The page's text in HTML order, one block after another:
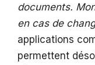
documents.
en cas de
applications
permettent